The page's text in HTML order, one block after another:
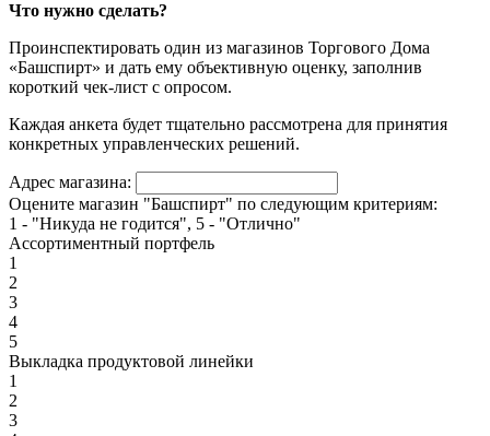
Что нужно сделать?
Проинспектировать один из магазинов Торгового Дома
«Башспирт» и дать ему объективную оценку, заполнив
короткий чек-лист с опросом.
Каждая анкета будет тщательно рассмотрена для принятия
конкретных управленческих решений.
Адрес магазина:
Оцените магазин "Башспирт" по следующим критериям:
1 - "Никуда не годится", 5 - "Отлично"
Ассортиментный портфель
1
2
3
4
5
Выкладка продуктовой линейки
1
2
3